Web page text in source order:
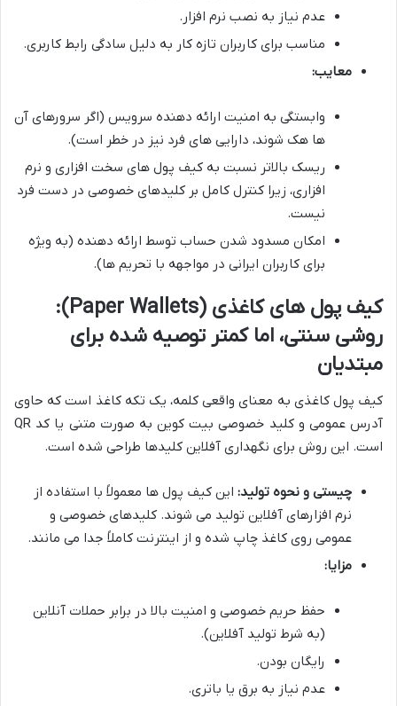
عدم نیاز به نصب نرم افزار.
مناسب برای کاربران تازه کار به دلیل سادگی رابط کاربری.
معایب:
وابستگی به امنیت ارائه دهنده سرویس (اگر سرورهای آن
ها هک شوند، دارایی های فرد نیز در خطر است).
ریسک بالاتر نسبت به کیف پول های سخت افزاری و نرم
افزاری، زیرا کنترل کامل بر کلیدهای خصوصی در دست فرد
نیست.
امکان مسدود شدن حساب توسط ارائه دهنده (به ویژه
برای کاربران ایرانی در مواجهه با تحریم ها).
کیف پول های کاغذی (Paper Wallets):
روشی سنتی، اما کمتر توصیه شده برای
مبتدیان
کیف پول کاغذی به معنای واقعی کلمه، یک تکه کاغذ است که حاوی
آدرس عمومی و کلید خصوصی بیت کوین به صورت متنی یا کد QR
است. این روش برای نگهداری آفلاین کلیدها طراحی شده است.
چیستی و نحوه تولید: این کیف پول ها معمولاً با استفاده از
نرم افزارهای آفلاین تولید می شوند. کلیدهای خصوصی و
عمومی روی کاغذ چاپ شده و از اینترنت کاملاً جدا می مانند.
مزایا:
حفظ حریم خصوصی و امنیت بالا در برابر حملات آنلاین
(به شرط تولید آفلاین).
رایگان بودن.
عدم نیاز به برق یا باتری.